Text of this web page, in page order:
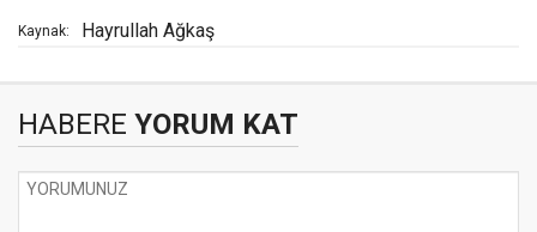
Kaynak: Hayrullah Ağkaş
HABERE YORUM KAT